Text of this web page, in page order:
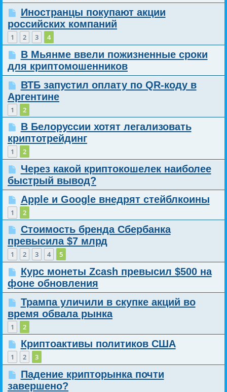
Иностранцы покупают акции
российских компаний
1 2 3 4
В Мьянме ввели пожизненные сроки
для криптомошенников
ВТБ запустил оплату по QR-коду в
Аргентине
1 2
В Белоруссии хотят легализовать
криптотрейдинг
1 2
Через какой криптокошелек наиболее
быстрый вывод?
Apple и Google внедрят стейблкоины
1 2
Стоимость бренда Сбербанка
превысила $7 млрд
1 2 3 4 5
Курс монеты Zcash превысил $500 на
фоне обновления
Трампа уличили в скупке акций во
время обвала рынка
1 2
Криптоактивы политиков США
1 2 3
Падение крипторынка почти
завершено?